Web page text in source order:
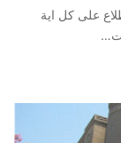
على كل اية